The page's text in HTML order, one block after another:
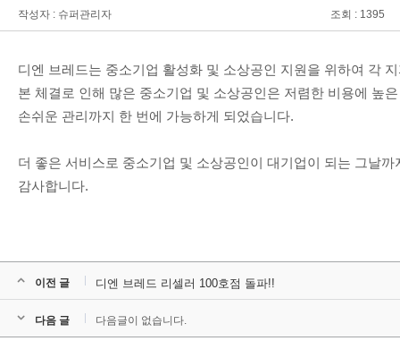
작성자 : 슈퍼관리자 조회 : 1395
디엔 브레드는 중소기업 활성화 및 소상공인 지원을 위하여 각
본 체결로 인해 많은 중소기업 및 소상공인은 저렴한 비용에 높
손쉬운 관리까지 한 번에 가능하게 되었습니다.
더 좋은 서비스로 중소기업 및 소상공인이 대기업이 되는 그날
감사합니다.
이전 글 디엔 브레드 리셀러 100호점 돌파!!
다음 글 다음글이 없습니다.